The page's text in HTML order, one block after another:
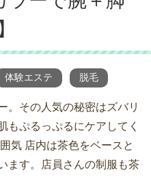
体験エステ 脱毛
。その人気の秘密はズバリ
もぷるっぷるにケアしてく
気 店内は茶色をベースと
ます。店員さんの制服も茶